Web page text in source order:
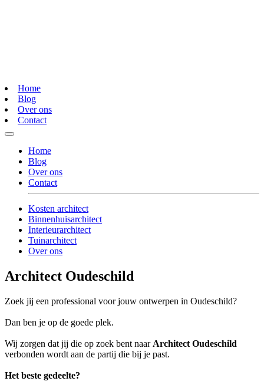
Home
Blog
Over ons
Contact
Home
Blog
Over ons
Contact
Kosten architect
Binnenhuisarchitect
Interieurarchitect
Tuinarchitect
Over ons
Architect Oudeschild
Zoek jij een professional voor jouw ontwerpen in Oudeschild?
Dan ben je op de goede plek.
Wij zorgen dat jij die op zoek bent naar Architect Oudeschild
verbonden wordt aan de partij die bij je past.
Het beste gedeelte?